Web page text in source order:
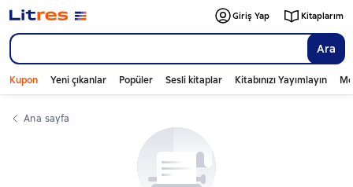
Ara
Giriş Yap Kitaplarım
Kupon Yeni çıkanlar Popüler Sesli kitaplar Kitabınızı Yayımlayın
Ana sayfa
Слайдер с книгами